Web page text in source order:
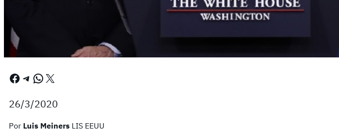
Facebook Telegram WhatsApp X
26/3/2020
Por Luis Meiners LIS EEUU